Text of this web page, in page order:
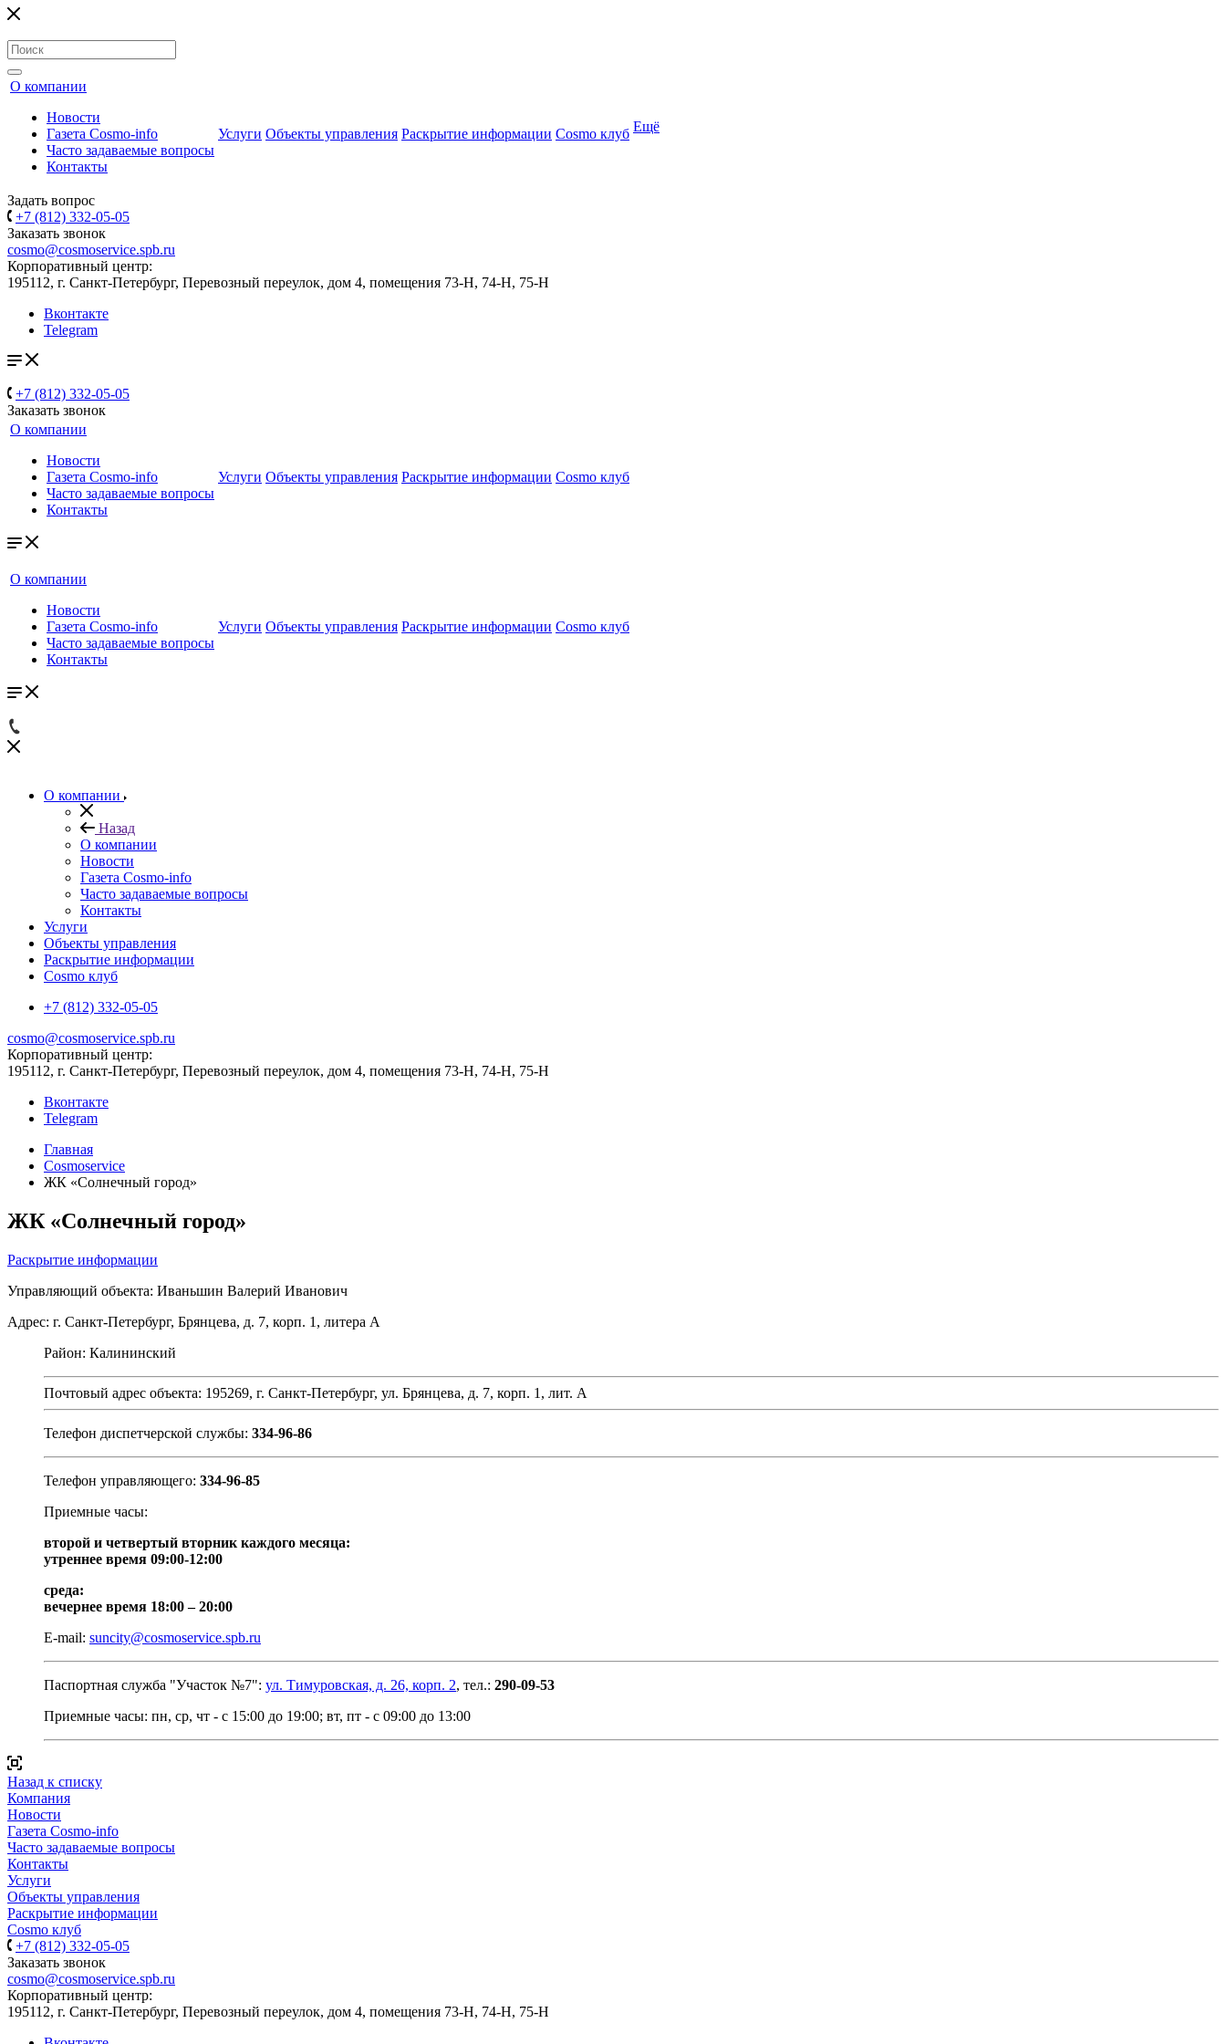
О компании
Новости
Газета Cosmo-info
Часто задаваемые вопросы
Контакты
Услуги Объекты управления Раскрытие информации Cosmo клуб Ещё
Задать вопрос
+7 (812) 332-05-05
Заказать звонок
cosmo@cosmoservice.spb.ru
Корпоративный центр:
195112, г. Санкт-Петербург, Перевозный переулок, дом 4, помещения 73‑Н, 74‑Н, 75‑Н
Вконтакте
Telegram
+7 (812) 332-05-05
Заказать звонок
О компании
Новости
Газета Cosmo-info
Часто задаваемые вопросы
Контакты
Услуги Объекты управления Раскрытие информации Cosmo клуб
О компании
Новости
Газета Cosmo-info
Часто задаваемые вопросы
Контакты
Услуги Объекты управления Раскрытие информации Cosmo клуб
О компании
Назад
О компании
Новости
Газета Cosmo-info
Часто задаваемые вопросы
Контакты
Услуги
Объекты управления
Раскрытие информации
Cosmo клуб
+7 (812) 332-05-05
cosmo@cosmoservice.spb.ru
Корпоративный центр:
195112, г. Санкт-Петербург, Перевозный переулок, дом 4, помещения 73‑Н, 74‑Н, 75‑Н
Вконтакте
Telegram
Главная
Cosmoservice
ЖК «Солнечный город»
ЖК «Солнечный город»
Раскрытие информации
Управляющий объекта: Иваньшин Валерий Иванович
Адрес: г. Санкт-Петербург, Брянцева, д. 7, корп. 1, литера А
Район: Калининский
Почтовый адрес объекта: 195269, г. Санкт-Петербург, ул. Брянцева, д. 7, корп. 1, лит. А
Телефон диспетчерской службы: 334-96-86
Телефон управляющего: 334-96-85
Приемные часы:
второй и четвертый вторник каждого месяца:
утреннее время 09:00-12:00
среда:
вечернее время 18:00 – 20:00
E-mail: suncity@cosmoservice.spb.ru
Паспортная служба "Участок №7": ул. Тимуровская, д. 26, корп. 2, тел.: 290-09-53
Приемные часы: пн, ср, чт - с 15:00 до 19:00; вт, пт - с 09:00 до 13:00
Назад к списку
Компания
Новости
Газета Cosmo-info
Часто задаваемые вопросы
Контакты
Услуги
Объекты управления
Раскрытие информации
Cosmo клуб
+7 (812) 332-05-05
Заказать звонок
cosmo@cosmoservice.spb.ru
Корпоративный центр:
195112, г. Санкт-Петербург, Перевозный переулок, дом 4, помещения 73‑Н, 74‑Н, 75‑Н